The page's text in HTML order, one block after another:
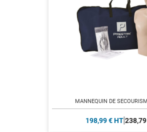
MANNEQUIN DE
198,99 € HT